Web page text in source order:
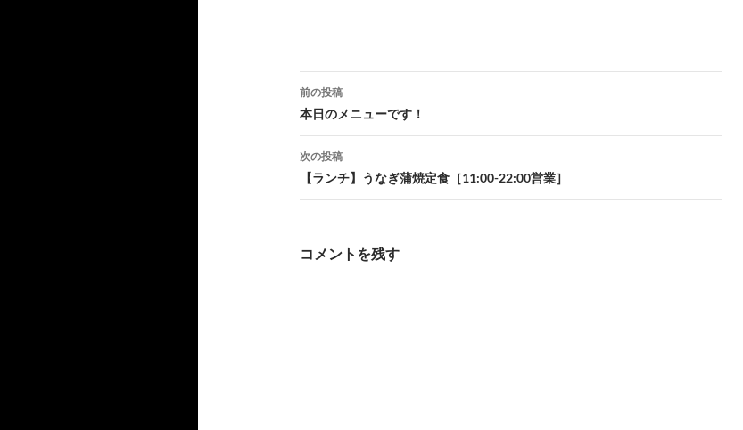
投
稿
ナ
ビ
ゲ
前の投稿
本日のメニューです！
次の投稿
【ランチ】うなぎ蒲焼定食［11:00-22:00営業］
コメントを残す